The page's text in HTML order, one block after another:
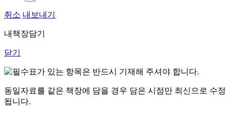
취소 내보내기
내책장담기
닫기
표가 있는 항목은 반드시 기재해 주셔야 합니다.
동일자료를 같은 책장에 담을 경우 담은 시점만 최신으로 수정
됩니다.